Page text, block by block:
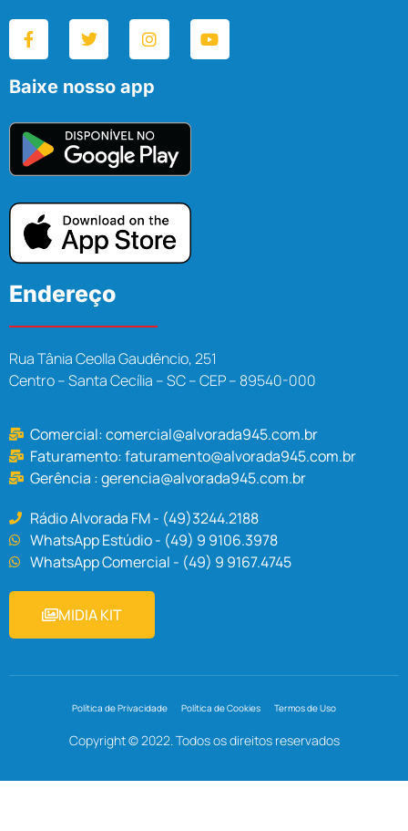
Baixe nosso app
Endereço
Rua Tânia Ceolla Gaudêncio, 251
Centro – Santa Cecília – SC – CEP – 89540-000
Comercial:comercial@alvorada945.com.br
Faturamento:faturamento@alvorada945.com.br
Gerência :gerencia@alvorada945.com.br
Rádio Alvorada FM - (49)3244.2188
WhatsApp Estúdio - (49) 9 9106.3978
WhatsApp Comercial - (49) 9 9167.4745
MIDIA KIT
Política de Privacidade Política de Cookies Termos de Uso
Copyright © 2022. Todos os direitos reservados